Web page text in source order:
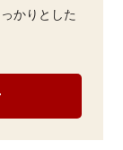
かりとした